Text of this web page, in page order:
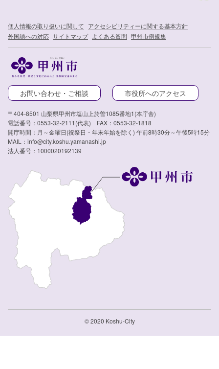
個人情報の取り扱いに関して アクセシビリティーに関する基本方針
外国語への対応 サイトマップ よくある質問 甲州市例規集
お問い合わせ・ご相談 市役所へのアクセス
〒404-8501 山梨県甲州市塩山上於曽1085番地1(本庁舎)
電話番号：0553-32-2111(代表) FAX：0553-32-1818
開庁時間：月～金曜日(祝祭日・年末年始を除く) 午前8時30分～午後5時15分
MAIL：info@city.koshu.yamanashi.jp
法人番号：1000020192139
© 2020 Koshu-City